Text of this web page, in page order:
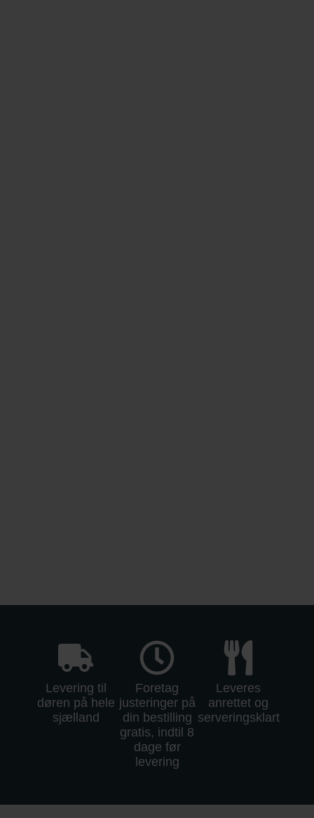
Levering til
døren på hele
sjælland
Foretag
justeringer på
din bestilling
gratis, indtil 8
dage før
levering
Leveres
anrettet og
serveringsklart